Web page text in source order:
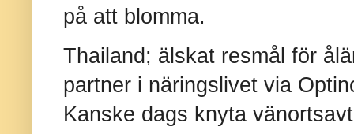
på att blomma.
Thailand; älskat resmål för
partner i näringslivet via
Kanske dags knyta